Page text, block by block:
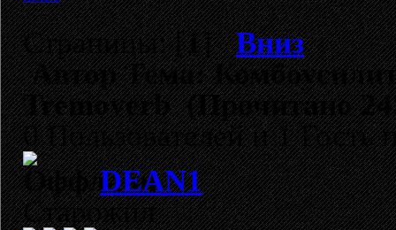
Страницы: [1]Вниз
АвторТема:
Tremoverb (Прочитано
0 Пользователей и 1 Гость
DEAN1
Старожил